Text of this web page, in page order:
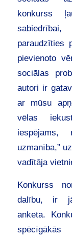
konkurss
paraudzīties
pievienoto
sociālas
autori ir
ar mūsu
vēlas
iespējams,
uzmanība,”
vadītāja
Konkurss
dalību, ir
anketa.